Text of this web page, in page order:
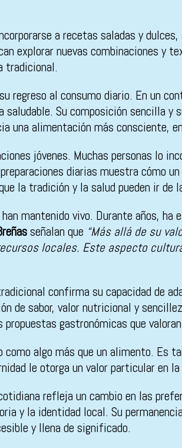
a recetas saladas y
explorar nuevas combinaciones y
tradicional.
regreso al consumo diario. En un
Su composición sencilla
una alimentación más consciente,
jóvenes. Muchas personas lo
diarias muestra cómo
la tradición y la salud pueden ir de
mantenido vivo. Durante años,
señalan que “Más allá de su
locales. Este aspecto
confirma su capacidad de
de sabor, valor nutricional y
gastronómicas que
algo más que un alimento.
le otorga un valor particular en
refleja un cambio en las
y la identidad local. Su
y llena de significado.